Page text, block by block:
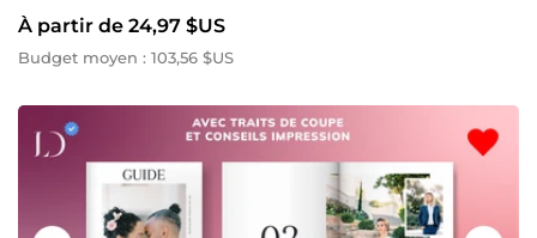
À partir de 24,97 $US
Budget moyen : 103,56 $US